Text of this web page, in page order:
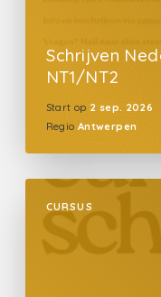
Schrijven
NT1/NT2
Start op 2 sep. 2026
Regio Antwerpen
CURSUS